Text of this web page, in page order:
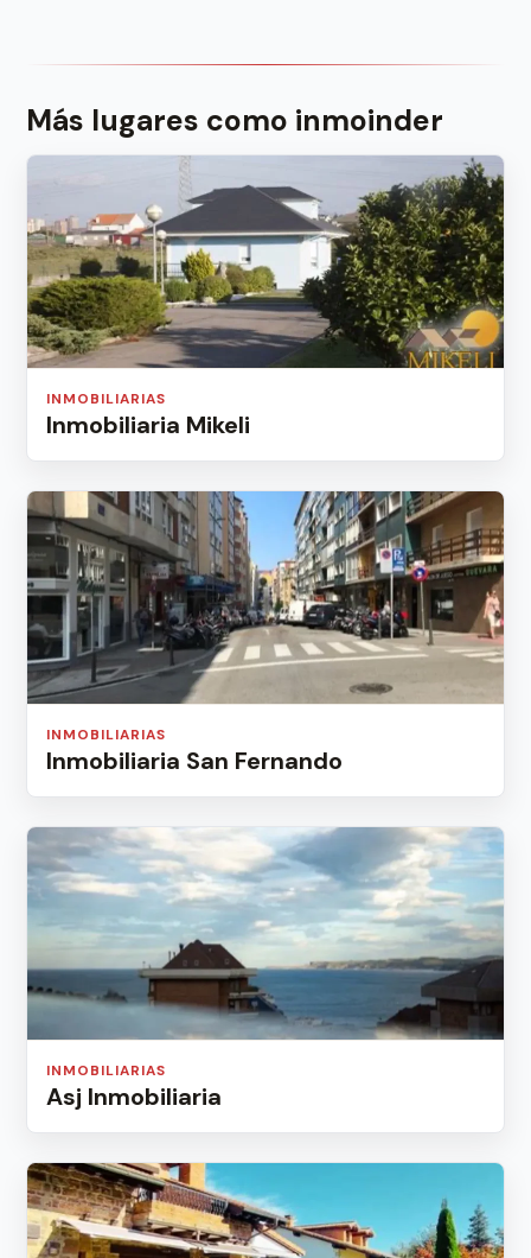
Más lugares como inmoinder
INMOBILIARIAS
Inmobiliaria Mikeli
INMOBILIARIAS
Inmobiliaria San Fernando
INMOBILIARIAS
Asj Inmobiliaria